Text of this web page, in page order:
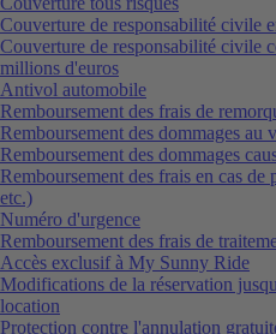
Couverture de responsabilité civile
Couverture de responsabilité civile
millions d'euros
Antivol automobile
Remboursement des frais de
Remboursement des dommages au
Remboursement des dommages
Remboursement des frais en cas
etc.)
Numéro d'urgence
Remboursement des frais de
Accès exclusif à My Sunny Ride
Modifications de la réservation
location
Protection contre l'annulation